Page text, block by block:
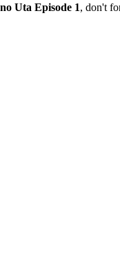
Uta Episode 1, don't